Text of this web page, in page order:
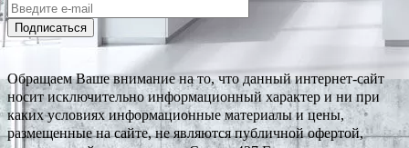
Подписаться
Обращаем Ваше внимание на то, что данный интернет-сайт
носит исключительно информационный характер и ни при
каких условиях информационные материалы и цены,
размещенные на сайте, не являются публичной офертой,